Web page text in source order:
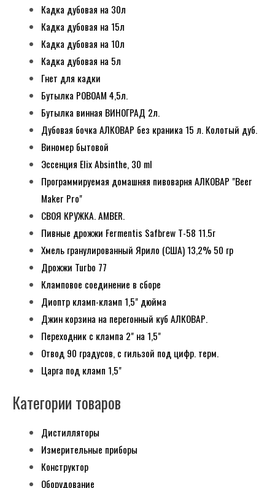
Кадка дубовая на 30л
Кадка дубовая на 15л
Кадка дубовая на 10л
Кадка дубовая на 5л
Гнет для кадки
Бутылка РОВОАМ 4,5л.
Бутылка винная ВИНОГРАД 2л.
Дубовая бочка АЛКОВАР без краника 15 л. Колотый дуб.
Виномер бытовой
Эссенция Elix Absinthe, 30 ml
Программируемая домашняя пивоварня АЛКОВАР "Beer
Maker Pro"
СВОЯ КРУЖКА. AMBER.
Пивные дрожжи Fermentis Safbrew T-58 11.5г
Хмель гранулированный Ярило (США) 13,2% 50 гр
Дрожжи Turbo 77
Кламповое соединение в сборе
Диоптр кламп-кламп 1,5" дюйма
Джин корзина на перегонный куб АЛКОВАР.
Переходник с клампа 2" на 1,5"
Отвод 90 градусов, с гильзой под цифр. терм.
Царга под кламп 1,5"
Категории товаров
Дистилляторы
Измерительные приборы
Конструктор
Оборудование